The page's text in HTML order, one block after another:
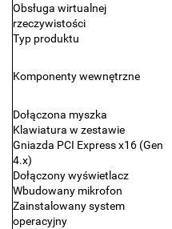
Obsługa wirtualnej
rzeczywistości
Typ produktu
Komponenty wewnętrzne
Dołączona myszka
Klawiatura w zestawie
Gniazda PCI Express x16 (Gen
4.x)
Dołączony wyświetlacz
Wbudowany mikrofon
Zainstalowany system
operacyjny